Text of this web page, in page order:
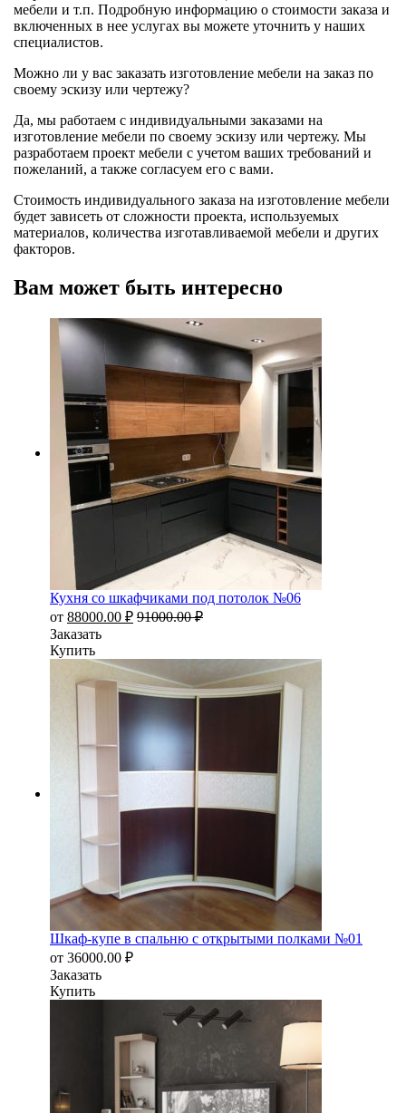
мебели и т.п. Подробную информацию о стоимости заказа и
включенных в нее услугах вы можете уточнить у наших
специалистов.
Можно ли у вас заказать изготовление мебели на заказ по
своему эскизу или чертежу?
Да, мы работаем с индивидуальными заказами на
изготовление мебели по своему эскизу или чертежу. Мы
разработаем проект мебели с учетом ваших требований и
пожеланий, а также согласуем его с вами.
Стоимость индивидуального заказа на изготовление мебели
будет зависеть от сложности проекта, используемых
материалов, количества изготавливаемой мебели и других
факторов.
Вам может быть интересно
Кухня со шкафчиками под потолок №06
от 88000.00 ₽ 91000.00₽
Заказать
Купить
Шкаф-купе в спальню с открытыми полками №01
от 36000.00 ₽
Заказать
Купить